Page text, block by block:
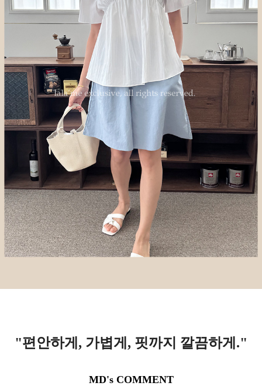
"편안하게, 가볍게, 핏까지 깔끔하게."
MD's COMMENT